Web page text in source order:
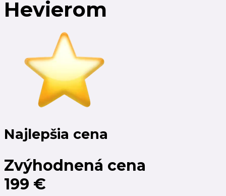
Hevierom
Najlepšia cena
Zvýhodnená cena
199 €